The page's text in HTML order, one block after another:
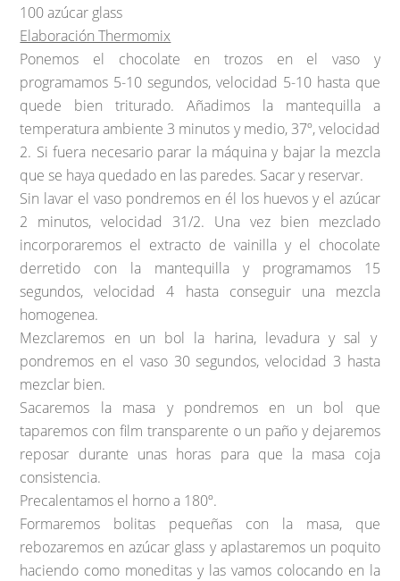
100 azúcar glass
Elaboración Thermomix
Ponemos el chocolate en trozos en el vaso y
programamos 5-10 segundos, velocidad 5-10 hasta que
quede bien triturado. Añadimos la mantequilla a
temperatura ambiente 3 minutos y medio, 37º, velocidad
2. Si fuera necesario parar la máquina y bajar la mezcla
que se haya quedado en las paredes. Sacar y reservar.
Sin lavar el vaso pondremos en él los huevos y el azúcar
2 minutos, velocidad 31/2. Una vez bien mezclado
incorporaremos el extracto de vainilla y el chocolate
derretido con la mantequilla y programamos 15
segundos, velocidad 4 hasta conseguir una mezcla
homogenea.
Mezclaremos en un bol la harina, levadura y sal y
pondremos en el vaso 30 segundos, velocidad 3 hasta
mezclar bien.
Sacaremos la masa y pondremos en un bol que
taparemos con film transparente o un paño y dejaremos
reposar durante unas horas para que la masa coja
consistencia.
Precalentamos el horno a 180º.
Formaremos bolitas pequeñas con la masa, que
rebozaremos en azúcar glass y aplastaremos un poquito
haciendo como moneditas y las vamos colocando en la